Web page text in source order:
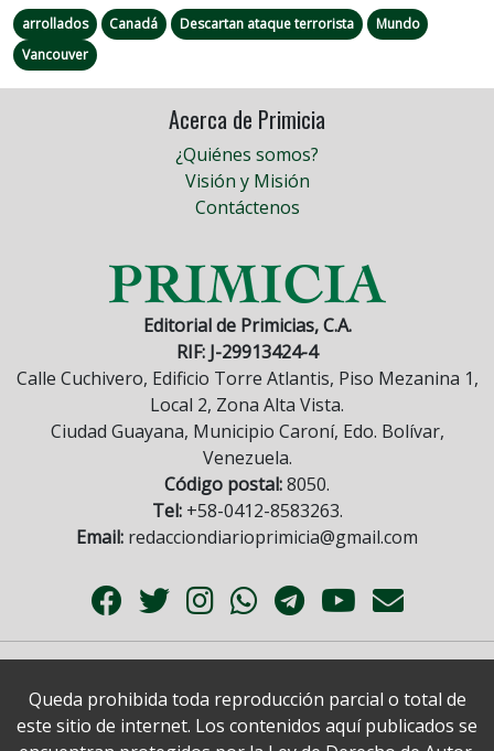
arrollados Canadá Descartan ataque terrorista
Mundo
Vancouver
Acerca de Primicia
¿Quiénes somos?
Visión y Misión
Contáctenos
Editorial de Primicias, C.A.
RIF: J-29913424-4
Calle Cuchivero, Edificio Torre Atlantis, Piso Mezanina 1,
Local 2, Zona Alta Vista.
Ciudad Guayana, Municipio Caroní, Edo. Bolívar,
Venezuela.
Código postal:8050.
Tel:+58-0412-8583263.
Email: redacciondiarioprimicia@gmail.com
Queda prohibida toda reproducción parcial o total de
este sitio de internet. Los contenidos aquí publicados se